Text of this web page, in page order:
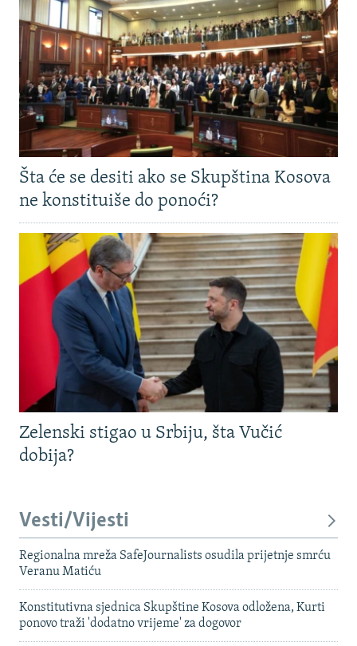
Šta će se desiti ako se Skupština Kosova
ne konstituiše do ponoći?
Zelenski stigao u Srbiju, šta Vučić
dobija?
Vesti/Vijesti
Regionalna mreža SafeJournalists osudila prijetnje smrću
Veranu Matiću
Konstitutivna sjednica Skupštine Kosova odložena, Kurti
ponovo traži 'dodatno vrijeme' za dogovor